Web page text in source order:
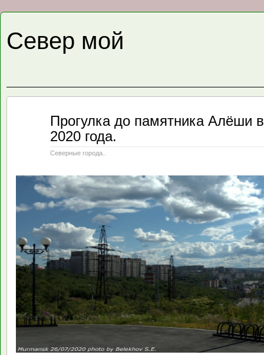
Север мой
Прогулка до памятника Алёши
2020 года.
Северные города..